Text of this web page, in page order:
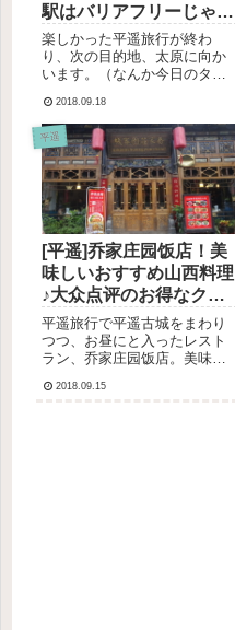
駅はバリアフリーじゃな
い…！太原駅は大きい！
楽しかった平遥旅行が終わ
り、次の目的地、太原に向か
います。（なんか今日のタイ
駅▲平遥駅小さい駅で、周り
にお店はローカルコンビニ2〜
３軒があるのみ。▼チケット
のカウンター▼待合室私たち
は15:50出発の4628便に乗...
2018.09.18
平遥
[平遥]乔家庄园饭店！美
味しいおすすめ山西料理
♪大众点评のお得なクー
ポンで88元の2人ランチ
平遥旅行で平遥古城をまわり
つつ、お昼にと入ったレスト
ラン、乔家庄园饭店。美味し
です。乔家庄园饭店大众点评
2018.09.15